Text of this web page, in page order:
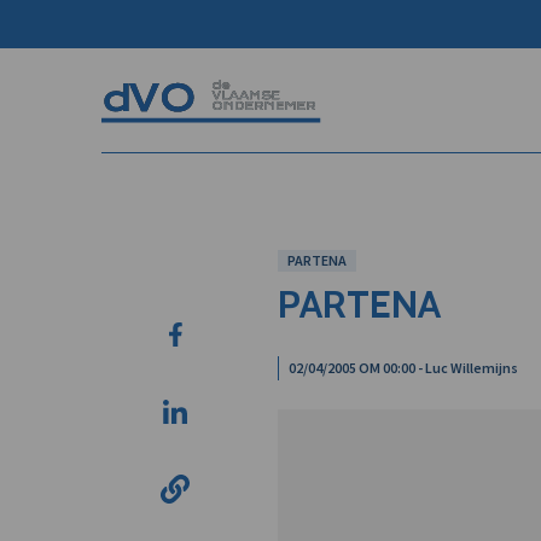
PARTENA
PARTENA
02/04/2005 OM 00:00 - Luc Willemijns